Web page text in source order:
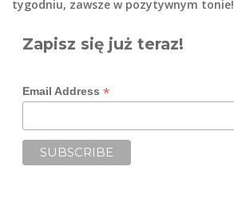
tygodniu, zawsze w pozytywnym tonie!
Zapisz się już teraz!
Email Address *